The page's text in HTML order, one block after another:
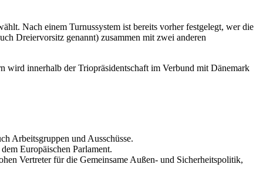
Nach einem Turnussystem ist bereits vorher festgelegt, wer die
Dreiervorsitz genannt) zusammen mit zwei anderen
wird innerhalb der Triopräsidentschaft im Verbund mit Dänemark
Arbeitsgruppen und Ausschüsse.
Europäischen Parlament.
Vertreter für die Gemeinsame Außen- und Sicherheitspolitik,